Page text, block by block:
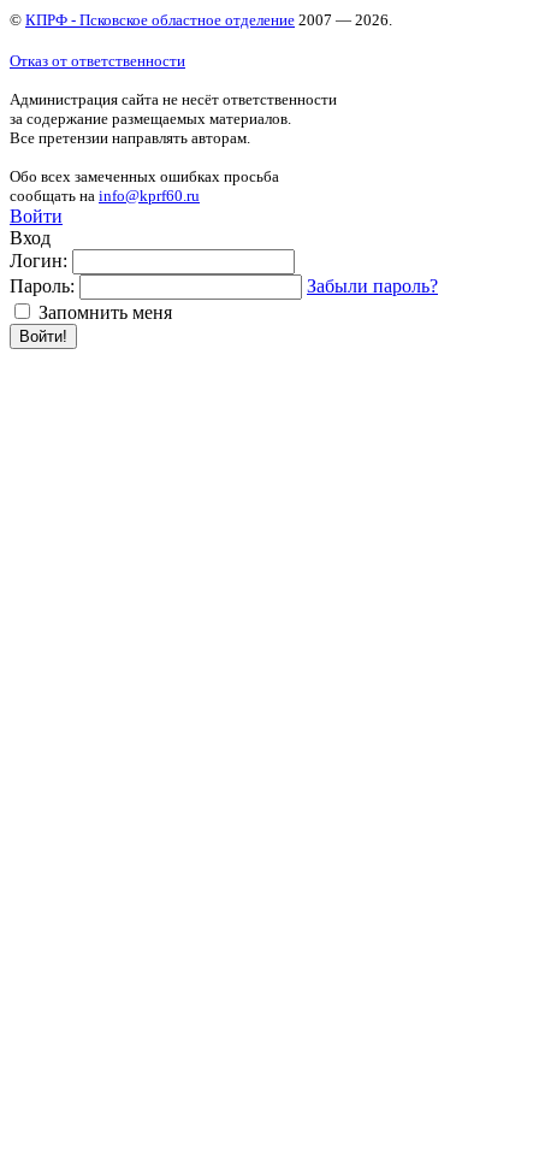
© КПРФ - Псковское областное отделение 2007 — 2026.
Отказ от ответственности
Администрация сайта не несёт ответственности
за содержание размещаемых материалов.
Все претензии направлять авторам.
Обо всех замеченных ошибках просьба
сообщать на info@kprf60.ru
Войти
Вход
Логин:
Пароль:
Забыли пароль?
Запомнить меня